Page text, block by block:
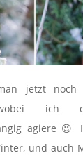
jetzt noch
ich
agiere 😉
und auch